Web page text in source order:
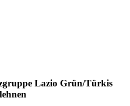
Lazio Grün/Türkis